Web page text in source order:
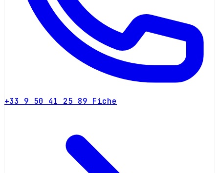
+33 9 50 41 25 89 Fiche